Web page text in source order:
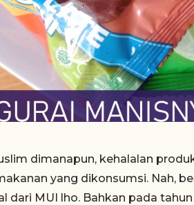
dimanapun, kehalalan
yang dikonsumsi. Nah,
dari MUI lho. Bahkan pada